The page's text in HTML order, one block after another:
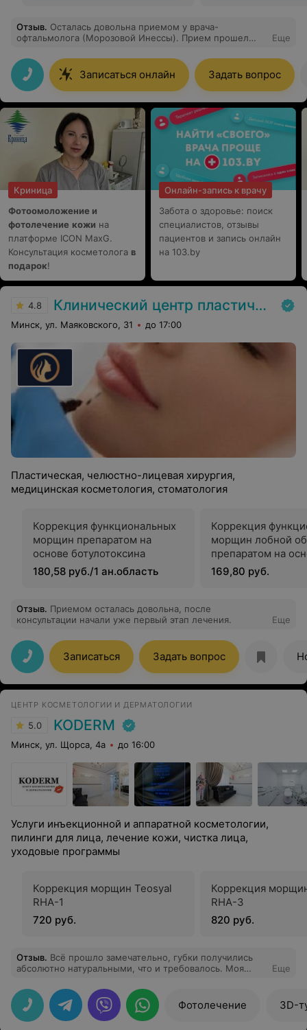
Отзыв. Осталась довольна приемом у врача-
офтальмолога (Морозовой Инессы). Прием прошел
описан доступным языком. Особое внимание хочется
уделить современному оборудованию - такого нигде
не видела)
Еще
Записаться онлайн Задать вопрос
Криница
Фотоомоложение и
фотолечение кожи на
платформе ICON MaxG.
Консультация косметолога в
подарок!
Онлайн-запись к врачу
Забота о здоровье: поиск
специалистов, отзывы
пациентов и запись онлайн
на 103.by
4.8 Клинический центр пластической хирургии и медицинской косметологии
Минск, ул. Маяковского, 31 до 17:00
Пластическая, челюстно-лицевая хирургия,
медицинская косметология, стоматология
Коррекция функциональных
морщин препаратом на
основе ботулотоксина
180,58 руб./1 ан.область
Коррекция
морщин лобной
препаратом на
ботулотоксина
169,80 руб.
Отзыв. Приемом осталась довольна, после
консультации начали уже первый этап лечения.
Еще
Записаться Задать вопрос
ЦЕНТР КОСМЕТОЛОГИИ И ДЕРМАТОЛОГИИ
5.0 KODERM
Минск, ул. Щорса, 4а до 16:00
Услуги инъекционной и аппаратной косметологии,
пилинги для лица, лечение кожи, чистка лица,
уходовые программы
Коррекция морщин Teosyal
RHA-1
720 руб.
Коррекция
RHA-3
820 руб.
Отзыв. Всё прошло замечательно, губки получились
абсолютно натуральными, что и требовалось. Моя
Еще
Фотолечение 3D-